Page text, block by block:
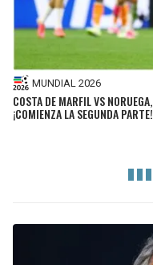
MUNDIAL 2026
COSTA DE MARFIL VS
¡COMIENZA LA SEGUNDA PARTE!